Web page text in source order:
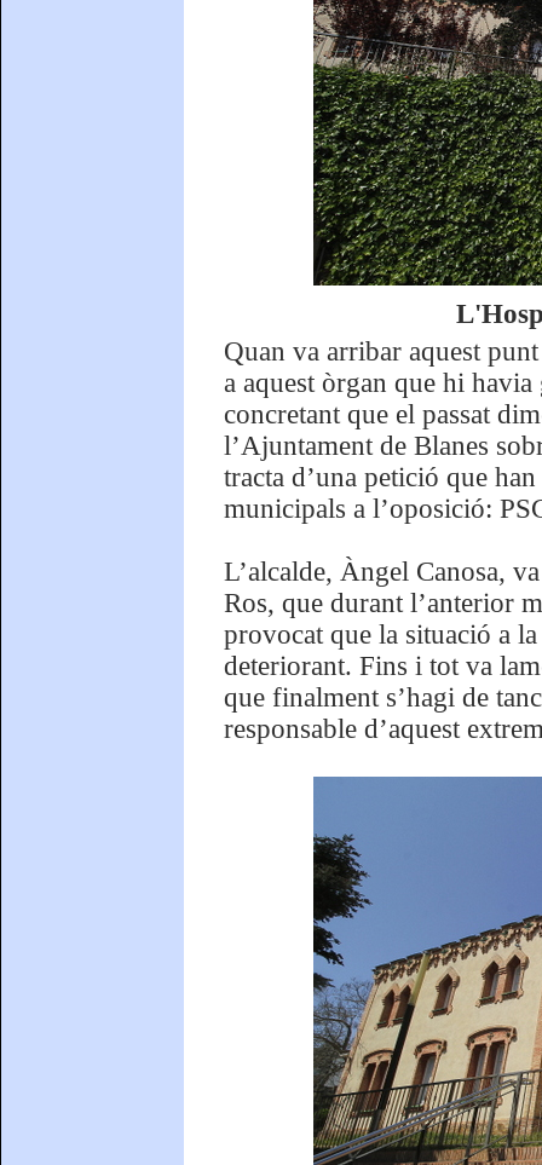
Quan va arribar aquest
a aquest òrgan que hi
concretant que el passat
l’Ajuntament de Blanes
tracta d’una petició que
municipals a l’oposició:
L’alcalde, Àngel Canosa,
Ros, que durant l’anterior
provocat que la situació a
deteriorant. Fins i tot va
que finalment s’hagi de
responsable d’aquest